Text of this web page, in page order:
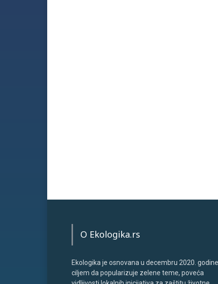
O Ekologika.rs
Ekologika je osnovana u decembru 2020.
ciljem da popularizuje zelene teme, poveća